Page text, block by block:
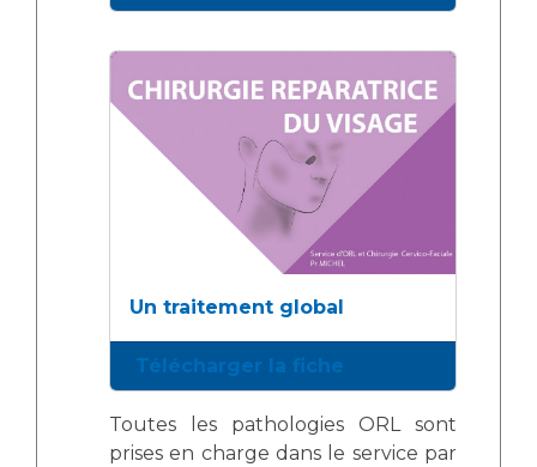
Un traitement global
Télécharger la fiche
Toutes les pathologies ORL sont
prises en charge dans le service par